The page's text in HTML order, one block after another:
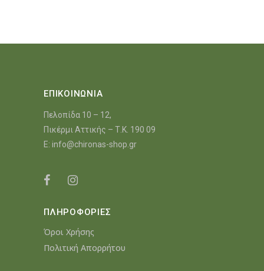
ΕΠΙΚΟΙΝΩΝΙΑ
Πελοπίδα 10 – 12,
Πικέρμι Αττικής – Τ.Κ. 190 09
E: info@chironas-shop.gr
ΠΛΗΡΟΦΟΡΙΕΣ
Όροι Χρήσης
Πολιτική Απορρήτου